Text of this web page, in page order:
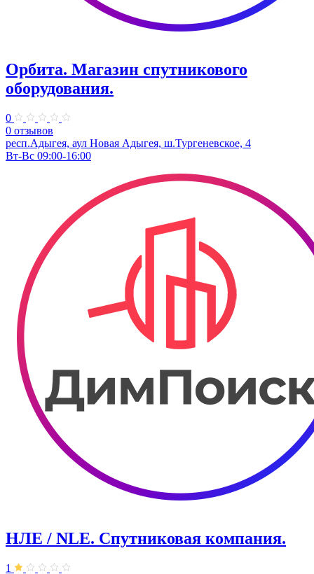
Орбита. Магазин спутникового
оборудования.
0
0 отзывов
респ.Адыгея, аул Новая Адыгея, ш.Тургеневское, 4
Вт-Вс 09:00-16:00
НЛЕ / NLE. Спутниковая компания.
1